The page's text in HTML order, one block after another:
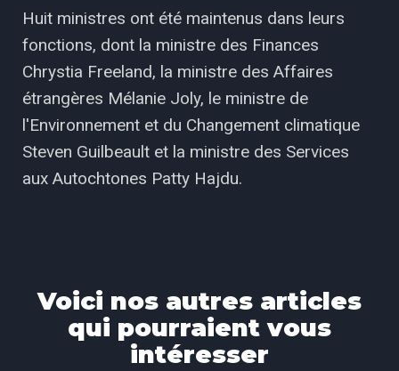
Huit ministres ont été maintenus dans leurs
fonctions, dont la ministre des Finances
Chrystia Freeland, la ministre des Affaires
étrangères Mélanie Joly, le ministre de
l'Environnement et du Changement climatique
Steven Guilbeault et la ministre des Services
aux Autochtones Patty Hajdu.
Voici nos autres articles
qui pourraient vous
intéresser